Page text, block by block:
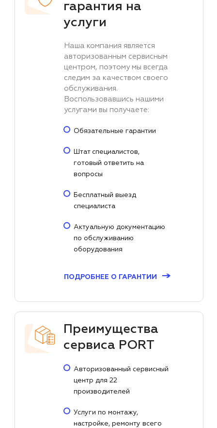
гарантия на
услуги
Наша компания является
авторизованным сервисным
центром, поэтому мы всегда
следим за качеством своего
обслуживания.
Воспользовавшись нашими
услугами вы получаете:
Обязательные гарантии
Штат специалистов,
готовый ответить на
вопросы
Бесплатный выезд
специалиста
Актуальную документацию
по обслуживанию
оборудования
ПОДРОБНЕЕ О ГАРАНТИИ→
Преимущества
сервиса PORT
Авторизованный сервисный
центр для 22
производителей
Услуги по монтажу,
настройке, ремонту всего